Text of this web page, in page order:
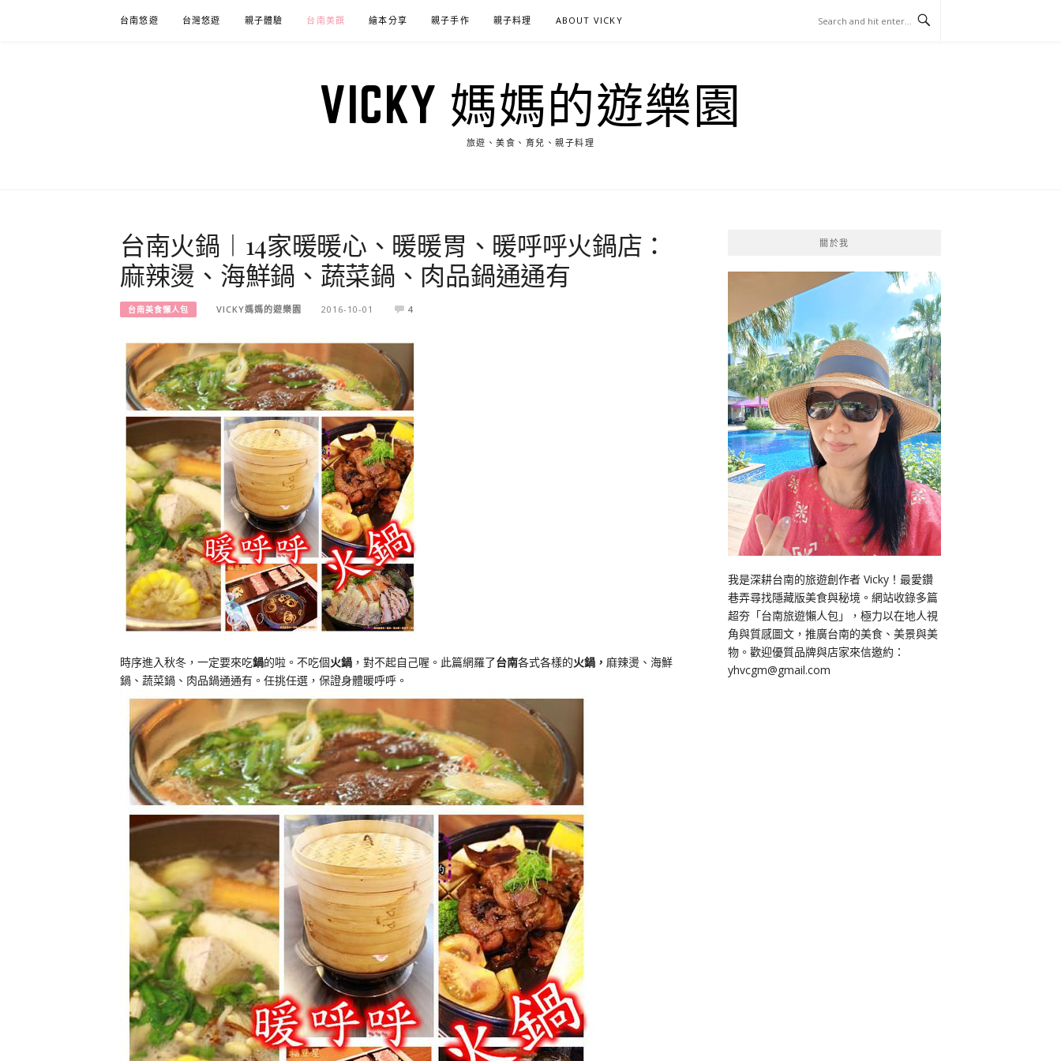
台南悠遊 台灣悠遊 親子體驗 台南美饌 繪本分享 親子手作 親子料理 ABOUT VICKY
VICKY 媽媽的遊樂園
旅遊、美食、育兒、親子料理
台南火鍋︱14家暖暖心、暖暖胃、暖呼呼火鍋店：
麻辣燙、海鮮鍋、蔬菜鍋、肉品鍋通通有
台南美食懶人包 VICKY媽媽的遊樂園 2016-10-01 4
時序進入秋冬，一定要來吃鍋的啦。不吃個火鍋 ，對不起自己喔。此篇網羅了台南各式各樣的火鍋， 麻辣燙、海鮮
鍋、蔬菜鍋、肉品鍋通通有。任挑任選，保證身體暖呼呼。
關於我
我是深耕台南的旅遊創作者 Vicky！最愛鑽
巷弄尋找隱藏版美食與秘境。網站收錄多篇
超夯「台南旅遊懶人包」，極力以在地人視
角與質感圖文，推廣台南的美食、美景與美
物。歡迎優質品牌與店家來信邀約：
yhvcgm@gmail.com